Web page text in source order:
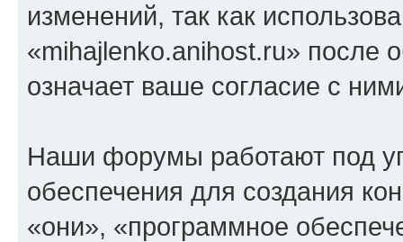
изменений, так как
«mihajlenko.anihost.ru» после
означает ваше согласие с
Наши форумы работают под
обеспечения для создания
«они», «программное